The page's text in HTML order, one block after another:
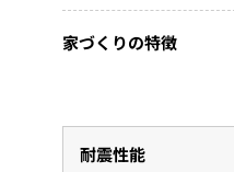
家づくりの特徴
耐震性能